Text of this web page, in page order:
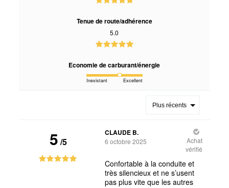
Tenue de route/adhérence
5.0
Economie de carburant/énergie
Inexistant Excellent
Plus récents
5 /5
CLAUDE B.
6 octobre 2025
Achat
vérifié
Confortable à la conduite et
très silencieux et ne s’usent
pas plus vite que les autres